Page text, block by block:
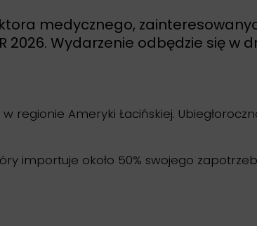
medycznego,
2026. Wydarzenie odbędzie się w
regionie Ameryki Łacińskiej.
importuje około 50% swojego